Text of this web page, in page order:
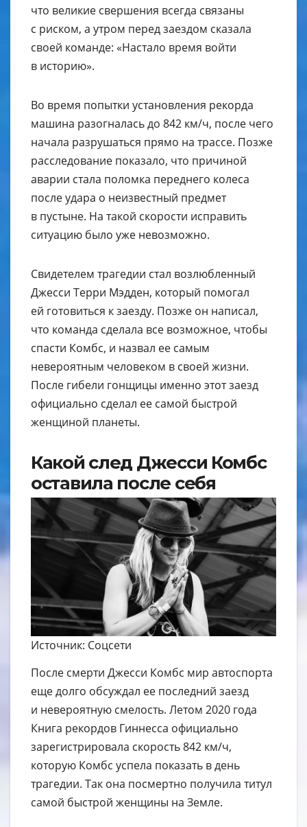
что великие свершения всегда связаны
с риском, а утром перед заездом сказала
своей команде: «Настало время войти
в историю».
Во время попытки установления рекорда
машина разогналась до 842 км/ч, после чего
начала разрушаться прямо на трассе. Позже
расследование показало, что причиной
аварии стала поломка переднего колеса
после удара о неизвестный предмет
в пустыне. На такой скорости исправить
ситуацию было уже невозможно.
Свидетелем трагедии стал возлюбленный
Джесси Терри Мэдден, который помогал
ей готовиться к заезду. Позже он написал,
что команда сделала все возможное, чтобы
спасти Комбс, и назвал ее самым
невероятным человеком в своей жизни.
После гибели гонщицы именно этот заезд
официально сделал ее самой быстрой
женщиной планеты.
Какой след Джесси Комбс
оставила после себя
Источник: Соцсети
После смерти Джесси Комбс мир автоспорта
еще долго обсуждал ее последний заезд
и невероятную смелость. Летом 2020 года
Книга рекордов Гиннесса официально
зарегистрировала скорость 842 км/ч,
которую Комбс успела показать в день
трагедии. Так она посмертно получила титул
самой быстрой женщины на Земле.